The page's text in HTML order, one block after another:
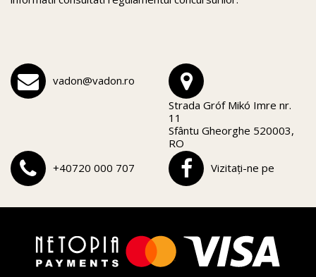
vadon@vadon.ro
Strada Gróf Mikó Imre nr.
11
Sfântu Gheorghe 520003,
RO
+40720 000 707
Vizitați-ne pe